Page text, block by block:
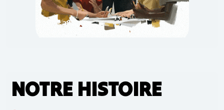
NOTRE HISTOIRE